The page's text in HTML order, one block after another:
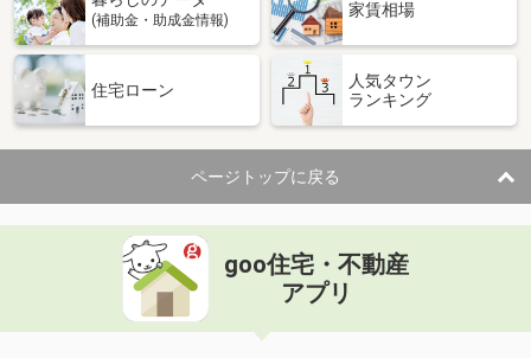
(補助金・助成金情報)
家賃相場
住宅ローン
人気タウン
ランキング
ページトップに戻る
goo住宅・不動産
アプリ